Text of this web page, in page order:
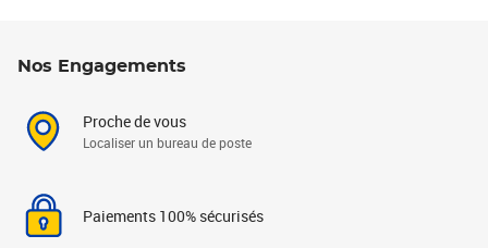
Nos Engagements
Proche de vous
Localiser un bureau de poste
Paiements 100% sécurisés